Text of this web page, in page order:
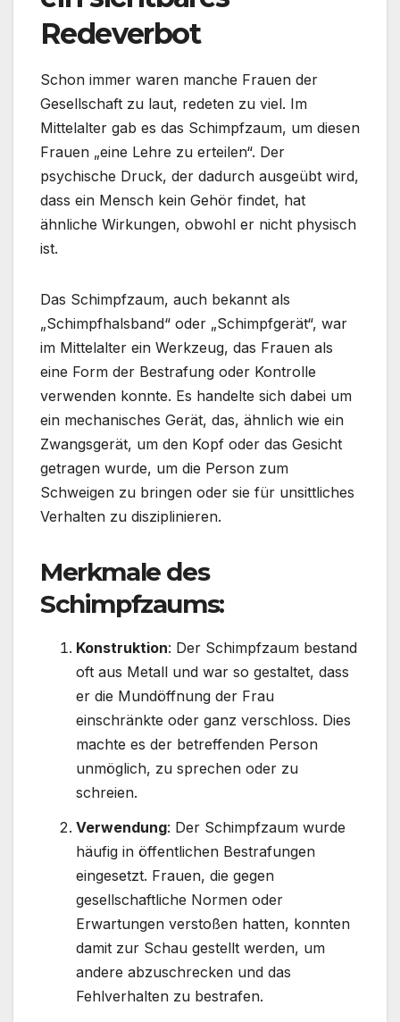
Redeverbot
Schon immer waren manche Frauen der
Gesellschaft zu laut, redeten zu viel. Im
Mittelalter gab es das Schimpfzaum, um diesen
Frauen „eine Lehre zu erteilen“. Der
psychische Druck, der dadurch ausgeübt wird,
dass ein Mensch kein Gehör findet, hat
ähnliche Wirkungen, obwohl er nicht physisch
ist.
Das Schimpfzaum, auch bekannt als
„Schimpfhalsband“ oder „Schimpfgerät“, war
im Mittelalter ein Werkzeug, das Frauen als
eine Form der Bestrafung oder Kontrolle
verwenden konnte. Es handelte sich dabei um
ein mechanisches Gerät, das, ähnlich wie ein
Zwangsgerät, um den Kopf oder das Gesicht
getragen wurde, um die Person zum
Schweigen zu bringen oder sie für unsittliches
Verhalten zu disziplinieren.
Merkmale des
Schimpfzaums:
Konstruktion: Der Schimpfzaum bestand
oft aus Metall und war so gestaltet, dass
er die Mundöffnung der Frau
einschränkte oder ganz verschloss. Dies
machte es der betreffenden Person
unmöglich, zu sprechen oder zu
schreien.
Verwendung: Der Schimpfzaum wurde
häufig in öffentlichen Bestrafungen
eingesetzt. Frauen, die gegen
gesellschaftliche Normen oder
Erwartungen verstoßen hatten, konnten
damit zur Schau gestellt werden, um
andere abzuschrecken und das
Fehlverhalten zu bestrafen.